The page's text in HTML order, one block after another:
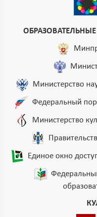
Министерство
Федеральный
Министерство
Единое окно